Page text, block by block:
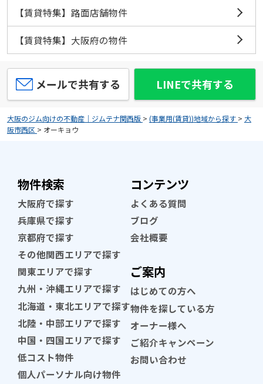
【賃貸特集】路面店舗物件
【賃貸特集】大阪府の物件
メールで共有する LINEで共有する
大阪のジム向けの不動産｜ジムテナ関西版 > (事業用(賃貸))地域から探す > 大
阪市西区 > オーキョウ
物件検索
大阪府で探す
兵庫県で探す
京都府で探す
その他関西エリアで探す
関東エリアで探す
九州・沖縄エリアで探す
北海道・東北エリアで探す
北陸・中部エリアで探す
中国・四国エリアで探す
低コスト物件
個人パーソナル向け物件
コンテンツ
よくある質問
ブログ
会社概要
ご案内
はじめての方へ
物件を探している方
オーナー様へ
ご紹介キャンペーン
お問い合わせ